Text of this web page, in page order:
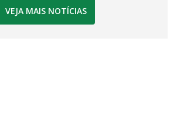
VEJA MAIS NOTÍCIAS